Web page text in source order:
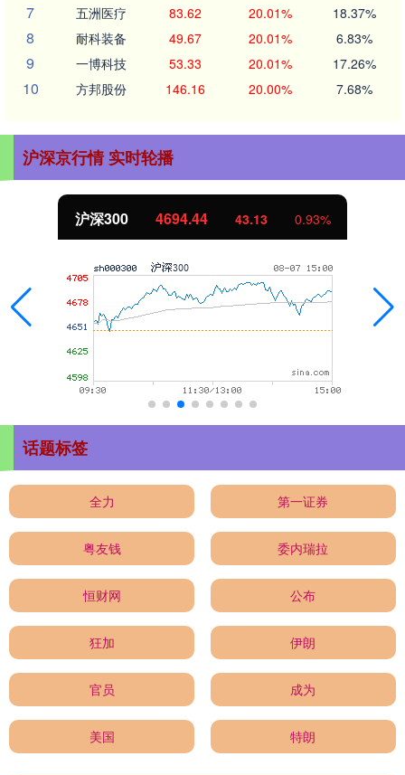
7 五洲医疗 83.62 20.01% 18.37%
8 耐科装备 49.67 20.01% 6.83%
9 一博科技 53.33 20.01% 17.26%
10 方邦股份 146.16 20.00% 7.68%
沪深京行情 实时轮播
沪深300 4694.44 43.13 0.93%
话题标签
全力 第一证券
粤友钱 委内瑞拉
恒财网 公布
狂加 伊朗
官员 成为
美国 特朗